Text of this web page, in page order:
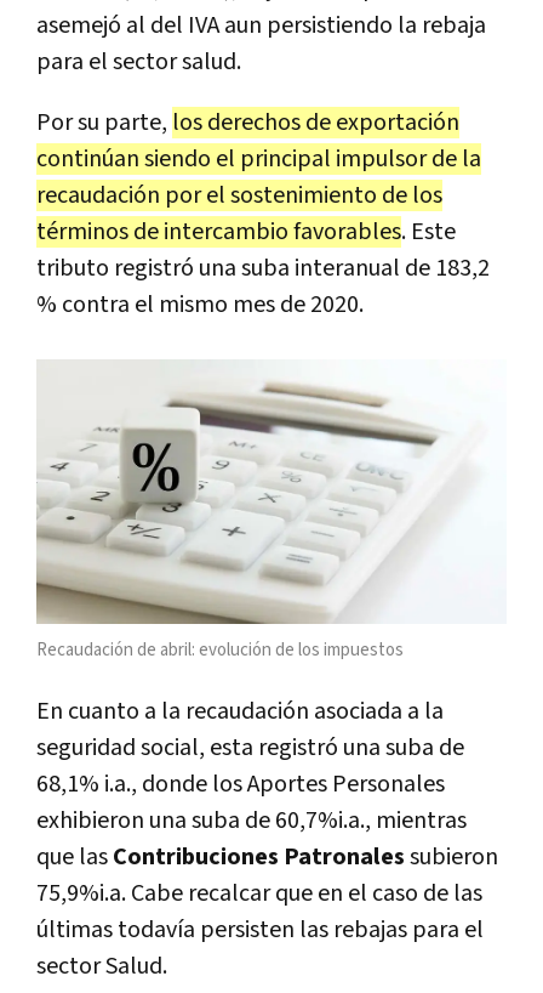
asemejó al del IVA aun persistiendo la rebaja
para el sector salud.
Por su parte, los derechos de exportación
continúan siendo el principal impulsor de la
recaudación por el sostenimiento de los
términos de intercambio favorables. Este
tributo registró una suba interanual de 183,2
% contra el mismo mes de 2020.
Recaudación de abril: evolución de los impuestos
En cuanto a la recaudación asociada a la
seguridad social, esta registró una suba de
68,1% i.a., donde los Aportes Personales
exhibieron una suba de 60,7%i.a., mientras
que lasContribuciones Patronalessubieron
75,9%i.a. Cabe recalcar que en el caso de las
últimas todavía persisten las rebajas para el
sector Salud.